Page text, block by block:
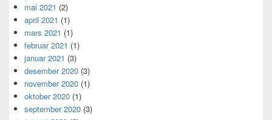
mai 2021 (2)
april 2021 (1)
mars 2021 (1)
februar 2021 (1)
januar 2021 (3)
desember 2020 (3)
november 2020 (1)
oktober 2020 (1)
september 2020 (3)